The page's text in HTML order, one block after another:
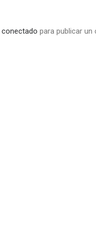
conectado para publicar un